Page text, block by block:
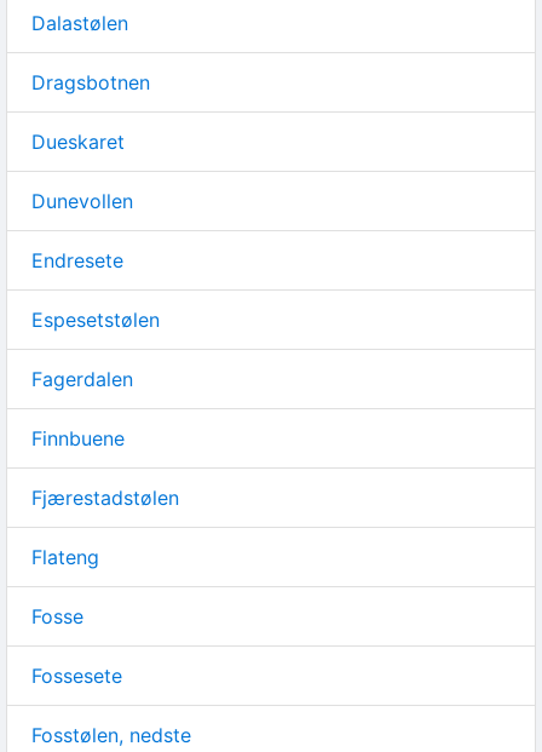
Dalastølen
Dragsbotnen
Dueskaret
Dunevollen
Endresete
Espesetstølen
Fagerdalen
Finnbuene
Fjærestadstølen
Flateng
Fosse
Fossesete
Fosstølen, nedste